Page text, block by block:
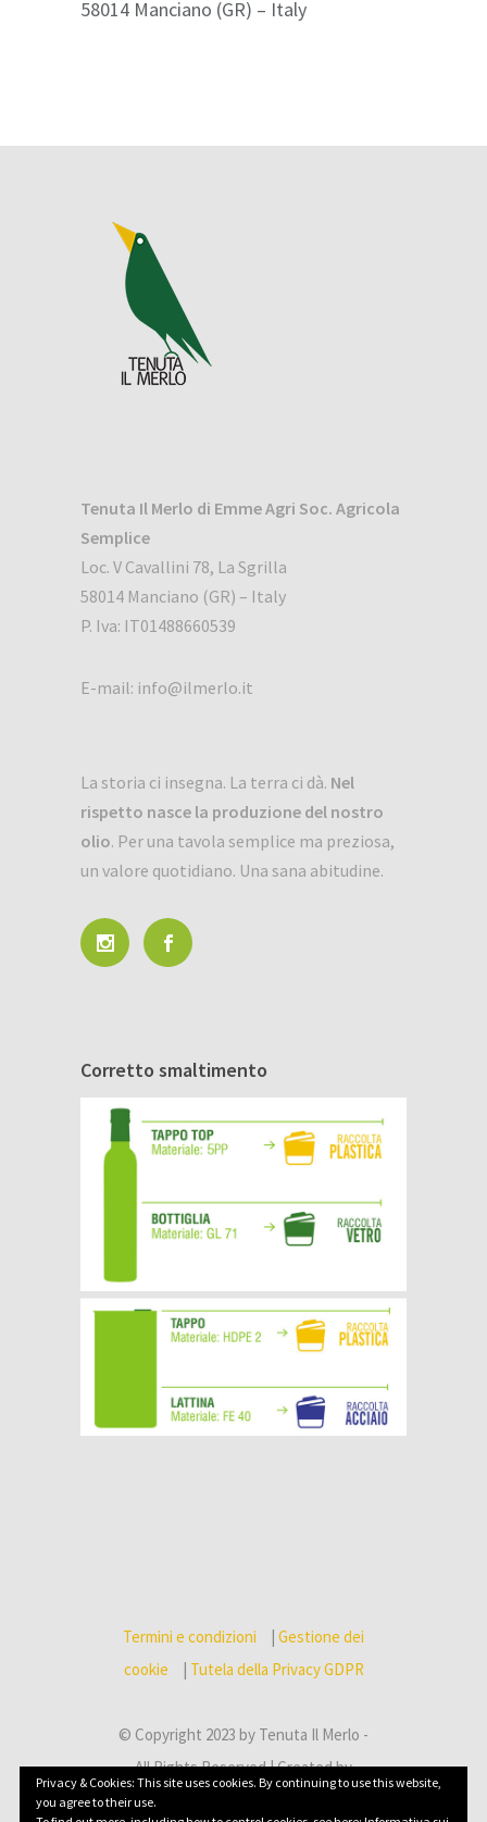
58014 Manciano (GR) – Italy
Tenuta Il Merlo di Emme Agri Soc. Agricola
Semplice
Loc. V Cavallini 78, La Sgrilla
58014 Manciano (GR) – Italy
P. Iva: IT01488660539
E-mail: info@ilmerlo.it
La storia ci insegna. La terra ci dà. Nel
rispetto nasce la produzione del nostro
olio. Per una tavola semplice ma preziosa,
un valore quotidiano. Una sana abitudine.
Corretto smaltimento
Termini e condizioni
Gestione dei
cookie
Tutela della Privacy GDPR
© Copyright 2023 by Tenuta Il Merlo -
All Rights Reserved | Created by
Privacy & Cookies: This site uses cookies. By continuing to use this website,
you agree to their use.